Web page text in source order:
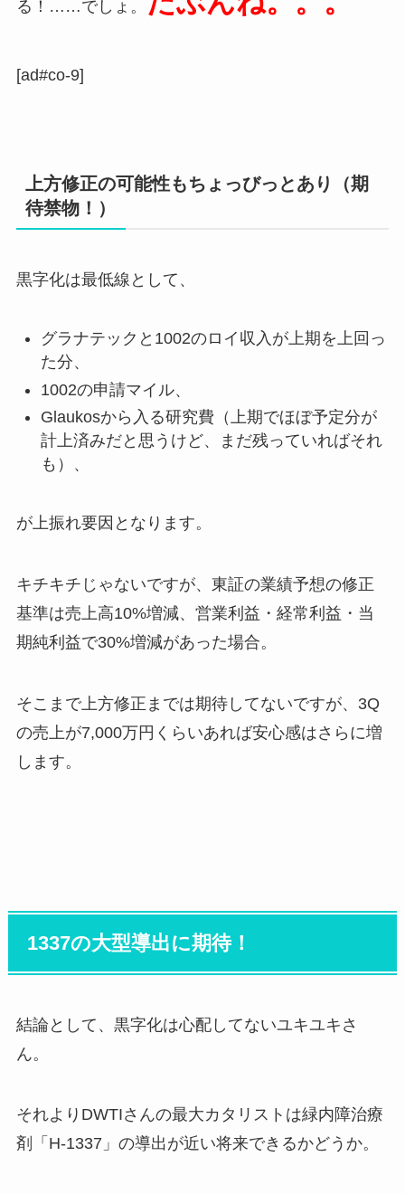
る！……でしょ。
[ad#co-9]
上方修正の可能性もちょっびっとあり（期
待禁物！）
黒字化は最低線として、
グラナテックと1002のロイ収入が上期を上回っ
た分、
1002の申請マイル、
Glaukosから入る研究費（上期でほぼ予定分が
計上済みだと思うけど、まだ残っていればそれ
も）、
が上振れ要因となります。
キチキチじゃないですが、東証の業績予想の修正
基準は売上高10%増減、営業利益・経常利益・当
期純利益で30%増減があった場合。
そこまで上方修正までは期待してないですが、3Q
の売上が7,000万円くらいあれば安心感はさらに増
します。
1337の大型導出に期待！
結論として、黒字化は心配してないユキユキさ
ん。
それよりDWTIさんの最大カタリストは緑内障治療
剤「H-1337」の導出が近い将来できるかどうか。